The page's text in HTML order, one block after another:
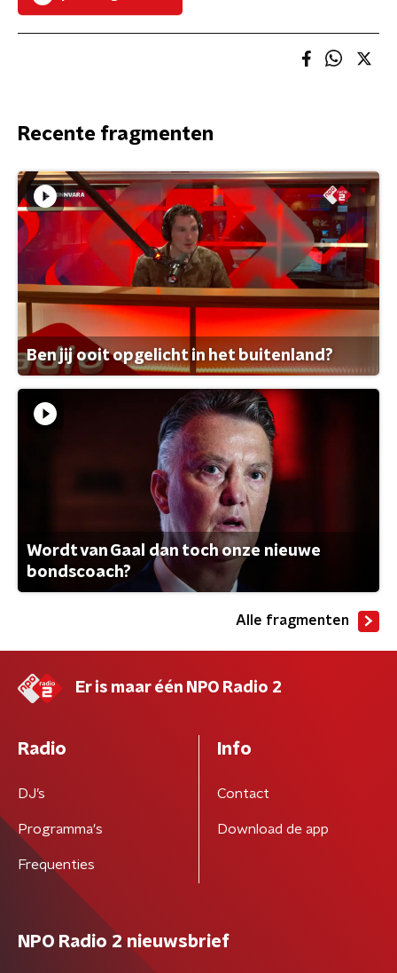
Recente fragmenten
Ben jij ooit opgelicht in het buitenland?
Wordt van Gaal dan toch onze nieuwe
bondscoach?
Alle fragmenten
Er is maar één NPO Radio 2
Radio
DJ’s
Programma's
Frequenties
Info
Contact
Download de app
NPO Radio 2 nieuwsbrief